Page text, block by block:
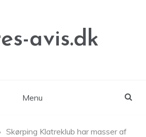
avis.dk
Menu
Skørping Klatreklub har masser af